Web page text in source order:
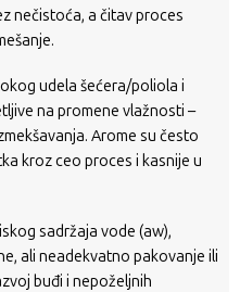
nečistoća, a čitav proces
udela šećera/poliola i
na promene vlažnosti –
Arome su često
kroz ceo proces i kasnije u
sadržaja vode (aw),
ali neadekvatno pakovanje ili
buđi i nepoželjnih